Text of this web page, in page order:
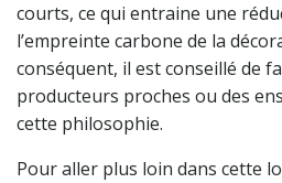
courts, ce qui entraine une
l’empreinte carbone de la
conséquent, il est conseillé de
producteurs proches ou des
cette philosophie.
Pour aller plus loin dans cette